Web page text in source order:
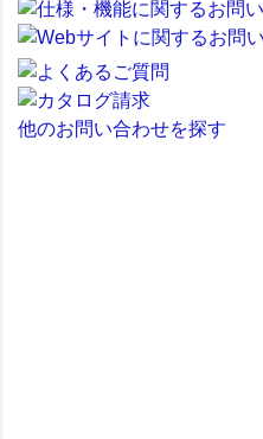
他のお問い合わせを探す